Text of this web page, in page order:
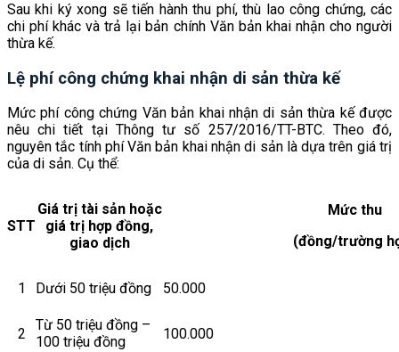
Sau khi ký xong sẽ tiến hành thu phí, thù lao công chứng, các
chi phí khác và trả lại bản chính Văn bản khai nhận cho người
thừa kế.
Lệ phí công chứng khai nhận di sản thừa kế
Mức phí công chứng Văn bản khai nhận di sản thừa kế được
nêu chi tiết tại Thông tư số 257/2016/TT-BTC. Theo đó,
nguyên tắc tính phí Văn bản khai nhận di sản là dựa trên giá trị
của di sản. Cụ thể:
STT
Giá trị tài sản hoặc
giá trị hợp đồng,
giao dịch
Mức thu
(đồng/trường
1 Dưới 50 triệu đồng 50.000
2
Từ 50 triệu đồng –
100 triệu đồng
100.000